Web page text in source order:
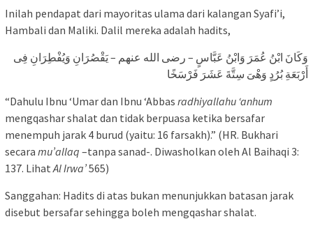
Inilah pendapat dari mayoritas ulama dari kalangan Syafi’i,
Hambali dan Maliki. Dalil mereka adalah hadits,
وَكَانَ ابْنُ عُمَرَ وَابْنُ عَبَّاسٍ – رضى الله عنهم – يَقْصُرَانِ وَيُفْطِرَانِ فِى
أَرْبَعَةِ بُرُدٍ وَهْىَ سِتَّةَ عَشَرَ فَرْسَخًا
“Dahulu Ibnu ‘Umar dan Ibnu ‘Abbas radhiyallahu ‘anhum
mengqashar shalat dan tidak berpuasa ketika bersafar
menempuh jarak 4 burud (yaitu: 16 farsakh).” (HR. Bukhari
secara mu’allaq –tanpa sanad-. Diwasholkan oleh Al Baihaqi 3:
137. Lihat Al Irwa’565)
Sanggahan: Hadits di atas bukan menunjukkan batasan jarak
disebut bersafar sehingga boleh mengqashar shalat.